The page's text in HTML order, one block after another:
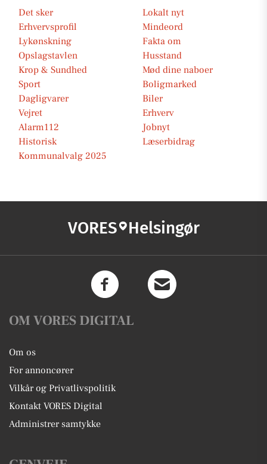
Det sker
Lokalt nyt
Erhvervsprofil
Mindeord
Lykønskning
Fakta om
Opslagstavlen
Husstand
Krop & Sundhed
Mød dine naboer
Sport
Boligmarked
Dagligvarer
Biler
Vejret
Erhverv
Alarm112
Jobnyt
Historisk
Læserbidrag
Kommunalvalg 2025
VORES Helsingør
OM VORES DIGITAL
Om os
For annoncører
Vilkår og Privatlivspolitik
Kontakt VORES Digital
Administrer samtykke